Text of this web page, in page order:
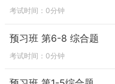
考试时间：0分钟
预习班 第6-8 综合题
考试时间：0分钟